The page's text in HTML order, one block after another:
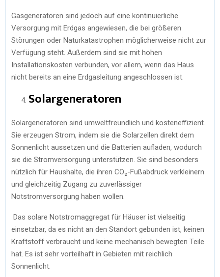
Gasgeneratoren sind jedoch auf eine kontinuierliche
Versorgung mit Erdgas angewiesen, die bei größeren
Störungen oder Naturkatastrophen möglicherweise nicht zur
Verfügung steht. Außerdem sind sie mit hohen
Installationskosten verbunden, vor allem, wenn das Haus
nicht bereits an eine Erdgasleitung angeschlossen ist.
Solargeneratoren
Solargeneratoren sind umweltfreundlich und kosteneffizient.
Sie erzeugen Strom, indem sie die Solarzellen direkt dem
Sonnenlicht aussetzen und die Batterien aufladen, wodurch
sie die Stromversorgung unterstützen. Sie sind besonders
nützlich für Haushalte, die ihren CO₂-Fußabdruck verkleinern
und gleichzeitig Zugang zu zuverlässiger
Notstromversorgung haben wollen.
Das solare Notstromaggregat für Häuser ist vielseitig
einsetzbar, da es nicht an den Standort gebunden ist, keinen
Kraftstoff verbraucht und keine mechanisch bewegten Teile
hat. Es ist sehr vorteilhaft in Gebieten mit reichlich
Sonnenlicht.